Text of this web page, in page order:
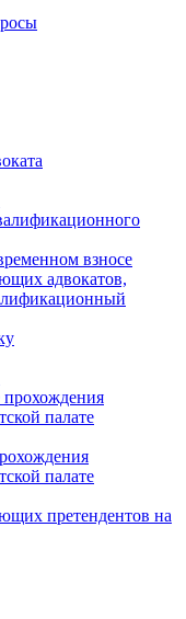
взносе
адвокатов,
палате
палате
претендентов на